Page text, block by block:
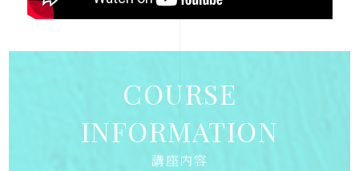
COURSE
INFORMATION
講座内容